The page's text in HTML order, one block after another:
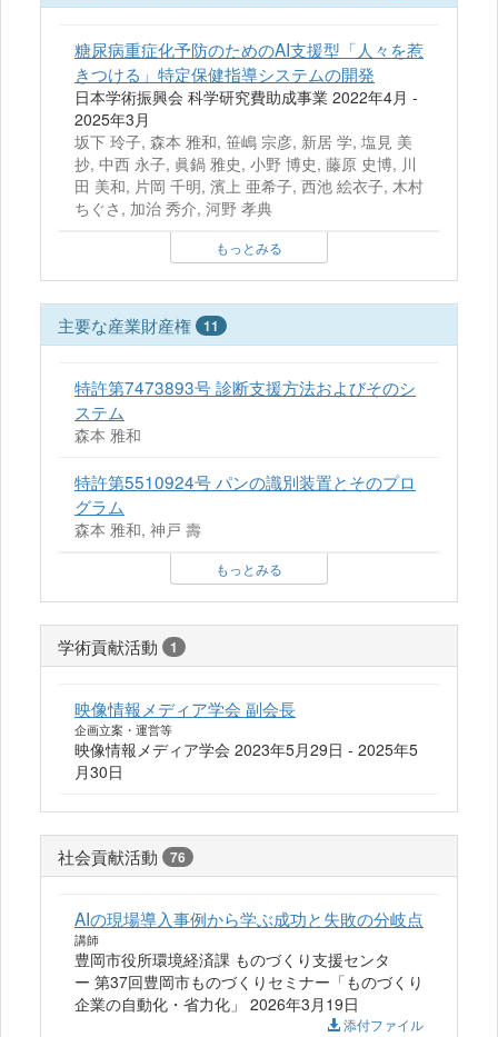
糖尿病重症化予防のためのAI支援型「人々を惹
きつける」特定保健指導システムの開発
日本学術振興会 科学研究費助成事業 2022年4月 -
2025年3月
坂下 玲子, 森本 雅和, 笹嶋 宗彦, 新居 学, 塩見 美
抄, 中西 永子, 眞鍋 雅史, 小野 博史, 藤原 史博, 川
田 美和, 片岡 千明, 濱上 亜希子, 西池 絵衣子, 木村
ちぐさ, 加治 秀介, 河野 孝典
もっとみる
主要な産業財産権 11
特許第7473893号 診断支援方法およびそのシ
ステム
森本 雅和
特許第5510924号 パンの識別装置とそのプロ
グラム
森本 雅和, 神戸 壽
もっとみる
学術貢献活動 1
映像情報メディア学会 副会長
企画立案・運営等
映像情報メディア学会 2023年5月29日 - 2025年5
月30日
社会貢献活動 76
AIの現場導入事例から学ぶ成功と失敗の分岐点
講師
豊岡市役所環境経済課 ものづくり支援センタ
ー 第37回豊岡市ものづくりセミナー「ものづくり
企業の自動化・省力化」 2026年3月19日
添付ファイル